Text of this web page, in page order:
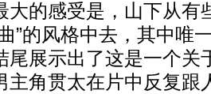
的感受是，山下从有
”的风格中去，其中唯
尾展示出了这是一个关
主角贯太在片中反复跟